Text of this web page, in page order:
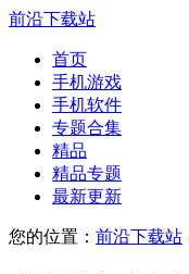
前沿下载站
首页
手机游戏
手机软件
专题合集
精品
精品专题
最新更新
您的位置： 前沿下载站